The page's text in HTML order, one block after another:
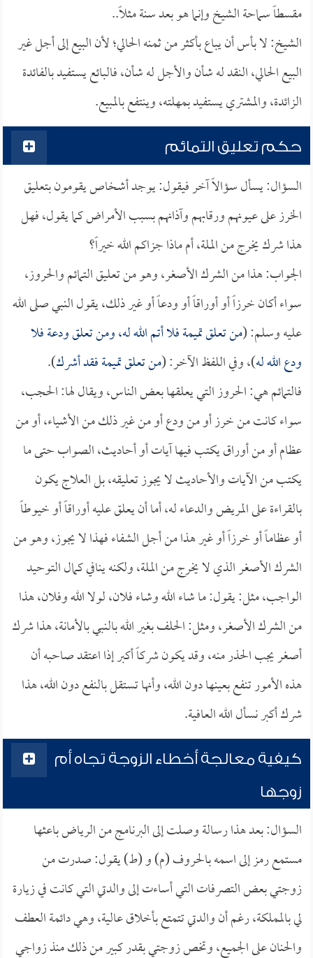
مقسطاً سماحة الشيخ وإنما هو بعد سنة مثلاً..
الشيخ: لا بأس أن يباع بأكثر من ثمنه الحالي؛ لأن البيع إلى أجل غير
البيع الحالي، النقد له شأن والأجل له شأن، فالبائع يستفيد بالفائدة
الزائدة، والمشتري يستفيد بمهلته، وينتفع بالمبيع.
حكم تعليق التمائم
السؤال: يسأل سؤالاً آخر فيقول: يوجد أشخاص يقومون بتعليق
الخرز على عيونهم ورقابهم وآذانهم بسبب الأمراض كما يقول، فهل
هذا شرك يخرج من الملة، أم ماذا جزاكم الله خيراً؟
الجواب: هذا من الشرك الأصغر، وهو من تعليق التمائم والحروز،
سواء أكان خرزاً أو أوراقاً أو ودعاً أو غير ذلك، يقول النبي صلى الله
عليه وسلم: (من تعلق تميمة فلا أتم الله له، ومن تعلق ودعة فلا
ودع الله له)، وفي اللفظ الآخر: (من تعلق تميمة فقد أشرك).
فالتمائم هي: الحروز التي يعلقها بعض الناس، ويقال لها: الحجب،
سواء كانت من خرز أو من ودع أو من غير ذلك من الأشياء، أو من
عظام أو من أوراق يكتب فيها آيات أو أحاديث، الصواب حتى ما
يكتب من الآيات والأحاديث لا يجوز تعليقه، بل العلاج يكون
بالقراءة على المريض والدعاء له، أما أن يعلق عليه أوراقاً أو خيوطاً
أو عظاماً أو خرزاً أو غير هذا من أجل الشفاء فهذا لا يجوز، وهو من
الشرك الأصغر الذي لا يخرج من الملة، ولكنه ينافي كمال التوحيد
الواجب، مثل: يقول: ما شاء الله وشاء فلان، لولا الله وفلان، هذا
من الشرك الأصغر، ومثل: الحلف بغير الله بالنبي بالأمانة، هذا شرك
أصغر يجب الحذر منه، وقد يكون شركاً أكبر إذا اعتقد صاحبه أن
هذه الأمور تنفع بعينها دون الله، وأنها تستقل بالنفع دون الله، هذا
شرك أكبر نسأل الله العافية.
كيفية معالجة أخطاء الزوجة تجاه أم
زوجها
السؤال: بعد هذا رسالة وصلت إلى البرنامج من الرياض باعثها
مستمع رمز إلى اسمه بالحروف (م) و (ط) يقول: صدرت من
زوجتي بعض التصرفات التي أساءت إلى والدتي التي كانت في زيارة
لي بالمملكة، رغم أن والدتي تتمتع بأخلاق عالية، وهي دائمة العطف
والحنان على الجميع، وتخص زوجتي بقدر كبير من ذلك منذ زواجي